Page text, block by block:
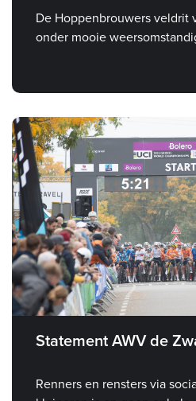
De Hoppenbrouwers veldrit
onder mooie
Statement AWV de
Renners en rensters via